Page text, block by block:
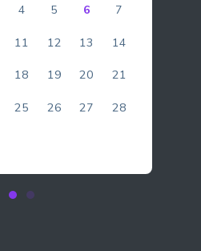
4 5 6 7
11 12 13 14
18 19 20 21
25 26 27 28